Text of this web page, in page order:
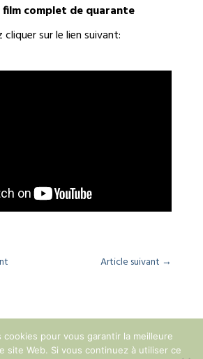
film complet de quarante
cliquer sur le lien suivant:
Article suivant →
cookies pour vous garantir la meilleure
site Web. Si vous continuez à utiliser ce